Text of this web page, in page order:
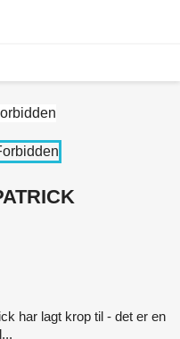
har lagt krop til - det er en